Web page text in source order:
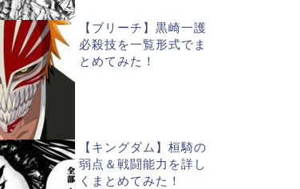
【ブリーチ】黒崎一護
必殺技を一覧形式でま
とめてみた！
【キングダム】桓騎の
弱点＆戦闘能力を詳し
くまとめてみた！